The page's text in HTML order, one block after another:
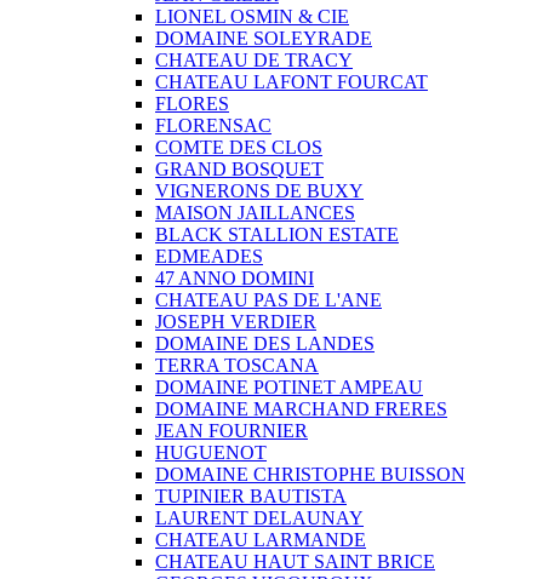
LIONEL OSMIN & CIE
DOMAINE SOLEYRADE
CHATEAU DE TRACY
CHATEAU LAFONT FOURCAT
FLORES
FLORENSAC
COMTE DES CLOS
GRAND BOSQUET
VIGNERONS DE BUXY
MAISON JAILLANCES
BLACK STALLION ESTATE
EDMEADES
47 ANNO DOMINI
CHATEAU PAS DE L'ANE
JOSEPH VERDIER
DOMAINE DES LANDES
TERRA TOSCANA
DOMAINE POTINET AMPEAU
DOMAINE MARCHAND FRERES
JEAN FOURNIER
HUGUENOT
DOMAINE CHRISTOPHE BUISSON
TUPINIER BAUTISTA
LAURENT DELAUNAY
CHATEAU LARMANDE
CHATEAU HAUT SAINT BRICE